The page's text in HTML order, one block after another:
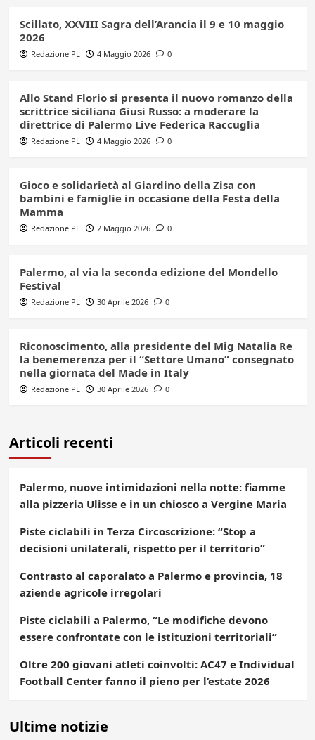
Scillato, XXVIII Sagra dell’Arancia il 9 e 10 maggio
2026
Redazione PL 4 Maggio 2026 0
Allo Stand Florio si presenta il nuovo romanzo della
scrittrice siciliana Giusi Russo: a moderare la
direttrice di Palermo Live Federica Raccuglia
Redazione PL 4 Maggio 2026 0
Gioco e solidarietà al Giardino della Zisa con
bambini e famiglie in occasione della Festa della
Mamma
Redazione PL 2 Maggio 2026 0
Palermo, al via la seconda edizione del Mondello
Festival
Redazione PL 30 Aprile 2026 0
Riconoscimento, alla presidente del Mig Natalia Re
la benemerenza per il “Settore Umano” consegnato
nella giornata del Made in Italy
Redazione PL 30 Aprile 2026 0
Articoli recenti
Palermo, nuove intimidazioni nella notte: fiamme
alla pizzeria Ulisse e in un chiosco a Vergine Maria
Piste ciclabili in Terza Circoscrizione: “Stop a
decisioni unilaterali, rispetto per il territorio”
Contrasto al caporalato a Palermo e provincia, 18
aziende agricole irregolari
Piste ciclabili a Palermo, “Le modifiche devono
essere confrontate con le istituzioni territoriali”
Oltre 200 giovani atleti coinvolti: AC47 e Individual
Football Center fanno il pieno per l’estate 2026
Ultime notizie